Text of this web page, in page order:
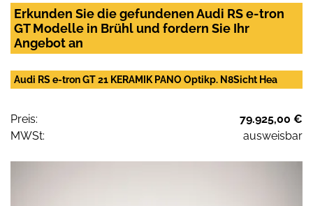
Erkunden Sie die gefundenen Audi RS e-tron
GT Modelle in Brühl und fordern Sie Ihr
Angebot an
Audi RS e-tron GT 21 KERAMIK PANO Optikp. N8Sicht Hea
Preis:
79.925,00 €
MWSt:
ausweisbar